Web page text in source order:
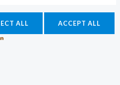
ALL ACCEPT ALL